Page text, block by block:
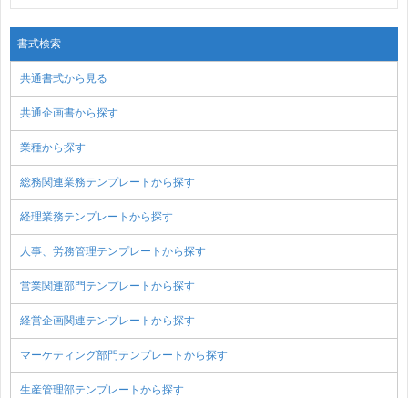
書式検索
共通書式から見る
共通企画書から探す
業種から探す
総務関連業務テンプレートから探す
経理業務テンプレートから探す
人事、労務管理テンプレートから探す
営業関連部門テンプレートから探す
経営企画関連テンプレートから探す
マーケティング部門テンプレートから探す
生産管理部テンプレートから探す